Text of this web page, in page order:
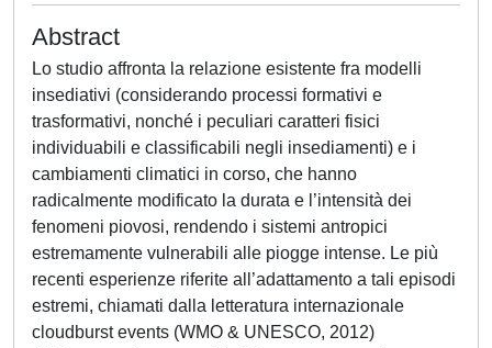
Abstract
Lo studio affronta la relazione esistente fra modelli
insediativi (considerando processi formativi e
trasformativi, nonché i peculiari caratteri fisici
individuabili e classificabili negli insediamenti) e i
cambiamenti climatici in corso, che hanno
radicalmente modificato la durata e l’intensità dei
fenomeni piovosi, rendendo i sistemi antropici
estremamente vulnerabili alle piogge intense. Le più
recenti esperienze riferite all’adattamento a tali episodi
estremi, chiamati dalla letteratura internazionale
cloudburst events (WMO & UNESCO, 2012)